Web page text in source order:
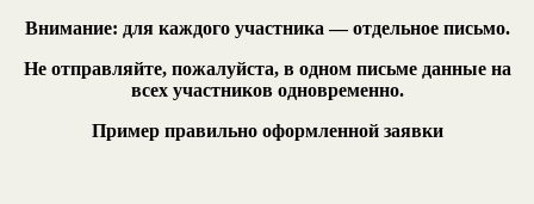
Внимание: для каждого участника — отдельное письмо.
Не отправляйте, пожалуйста, в одном письме данные на
всех участников одновременно.
Пример правильно оформленной заявки